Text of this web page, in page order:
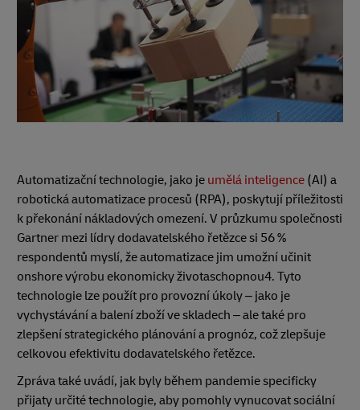
Automatizační technologie, jako je umělá inteligence (AI) a
robotická automatizace procesů (RPA), poskytují příležitosti
k překonání nákladových omezení. V průzkumu společnosti
Gartner mezi lídry dodavatelského řetězce si 56 %
respondentů myslí, že automatizace jim umožní učinit
onshore výrobu ekonomicky životaschopnou4. Tyto
technologie lze použít pro provozní úkoly – jako je
vychystávání a balení zboží ve skladech – ale také pro
zlepšení strategického plánování a prognóz, což zlepšuje
celkovou efektivitu dodavatelského řetězce.
Zpráva také uvádí, jak byly během pandemie specificky
přijaty určité technologie, aby pomohly vynucovat sociální